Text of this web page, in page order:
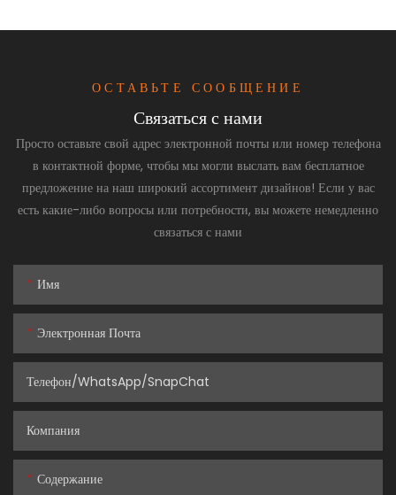
ОСТАВЬТЕ СООБЩЕНИЕ
Связаться с нами
Просто оставьте свой адрес электронной почты или номер телефона
в контактной форме, чтобы мы могли выслать вам бесплатное
предложение на наш широкий ассортимент дизайнов! Если у вас
есть какие-либо вопросы или потребности, вы можете немедленно
связаться с нами
Имя
Электронная Почта
Телефон/WhatsApp/SnapChat
Компания
Содержание